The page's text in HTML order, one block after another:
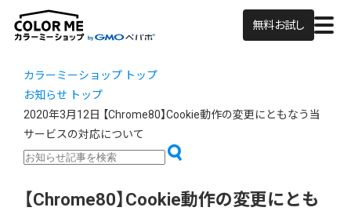
無料お試し
カラーミーショップ トップ
お知らせ トップ
2020年3月12日
【Chrome80】Cookie動作の変更にともなう当
サービスの対応について
【Chrome80】Cookie動作の変更にとも